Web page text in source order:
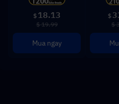
$ 18.13
$ 19.99
Mua ngay
$
$